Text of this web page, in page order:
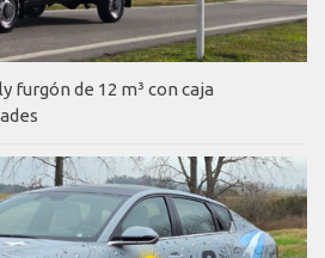
furgón de 12 m³ con caja